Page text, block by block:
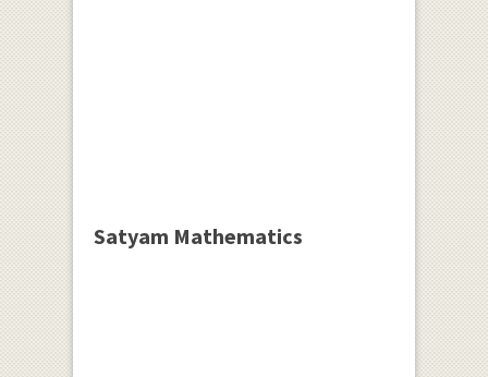
Satyam Mathematics